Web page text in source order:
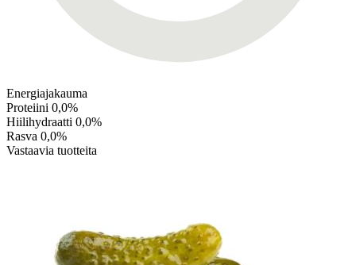
Energiajakauma
Proteiini 0,0%
Hiilihydraatti 0,0%
Rasva 0,0%
Vastaavia tuotteita